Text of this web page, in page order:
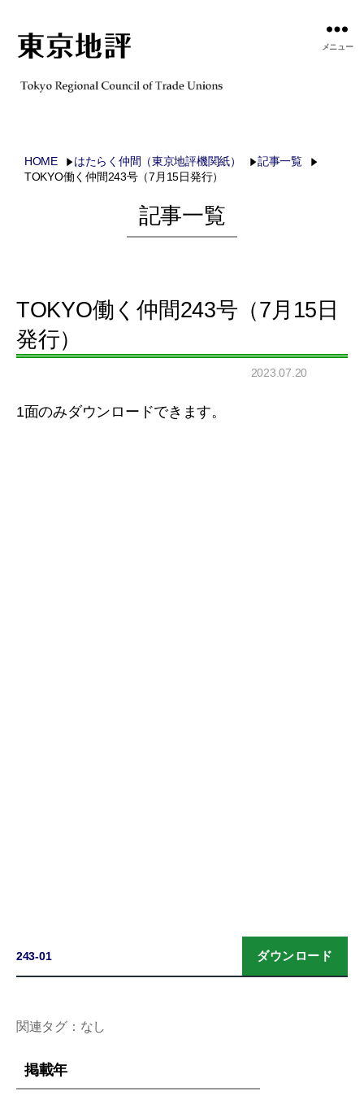
メニュー
HOME はたらく仲間（東京地評機関紙）
記事一覧
TOKYO働く仲間243号（7月15日発行）
記事一覧
TOKYO働く仲間243号（7月15日
発行）
2023.07.20
1面のみダウンロードできます。
243-01 ダウンロード
関連タグ：なし
掲載年